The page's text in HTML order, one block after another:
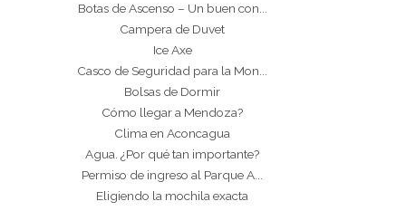
Botas de Ascenso – Un buen con...
Campera de Duvet
Ice Axe
Casco de Seguridad para la Mon...
Bolsas de Dormir
Cómo llegar a Mendoza?
Clima en Aconcagua
Agua. ¿Por qué tan importante?
Permiso de ingreso al Parque A...
Eligiendo la mochila exacta